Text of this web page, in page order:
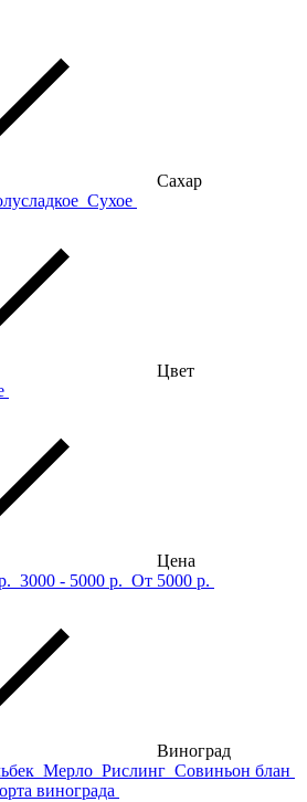
Сахар
Сухое
Цвет
Цена
3000 - 5000 р. От 5000 р.
Виноград
Мерло Рислинг Совиньон блан
винограда